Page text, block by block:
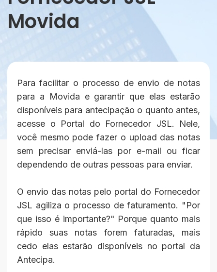
Movida
Para facilitar o processo de envio de notas
para a Movida e garantir que elas estarão
disponíveis para antecipação o quanto antes,
acesse o Portal do Fornecedor JSL. Nele,
você mesmo pode fazer o upload das notas
sem precisar enviá-las por e-mail ou ficar
dependendo de outras pessoas para enviar.
O envio das notas pelo portal do Fornecedor
JSL agiliza o processo de faturamento. "Por
que isso é importante?" Porque quanto mais
rápido suas notas forem faturadas, mais
cedo elas estarão disponíveis no portal da
Antecipa.